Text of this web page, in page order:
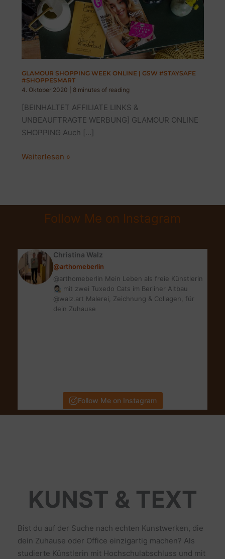
GLAMOUR SHOPPING WEEK ONLINE | GSW #STAYSAFE
#SHOPPESMART
4. Oktober 2020
8 minutes of reading
[BEINHALTET AFFILIATE LINKS &
UNBEAUFTRAGTE WERBUNG] GLAMOUR ONLINE
SHOPPING Auch […]
GLAMOUR
|
Weiterlesen »
Follow Me on Instagram
Christina Walz
@arthomeberlin
@arthomeberlin Mein Leben als freie Künstlerin
👩🏻‍🎨 mit zwei Tuxedo Cats im Berliner Altbau
@walz.art Malerei, Zeichnung & Collagen, für
dein Zuhause
Follow Me on Instagram
KUNST & TEXT
Bist du auf der Suche nach echten Kunstwerken, die
dein Zuhause oder Office einzigartig machen? Als
studierte Künstlerin mit Hochschulabschluss und mit